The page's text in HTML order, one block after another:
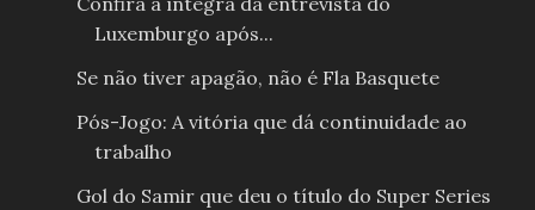
Luxemburgo após...
Se não tiver apagão, não é Fla Basquete
Pós-Jogo: A vitória que dá continuidade ao
trabalho
Gol do Samir que deu o título do Super Series